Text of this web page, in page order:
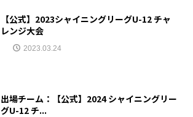
【公式】2023シャイニングリーグU-12 チャ
レンジ大会
2023.03.24
出場チーム：【公式】2024 シャイニングリー
グU-12 チ...